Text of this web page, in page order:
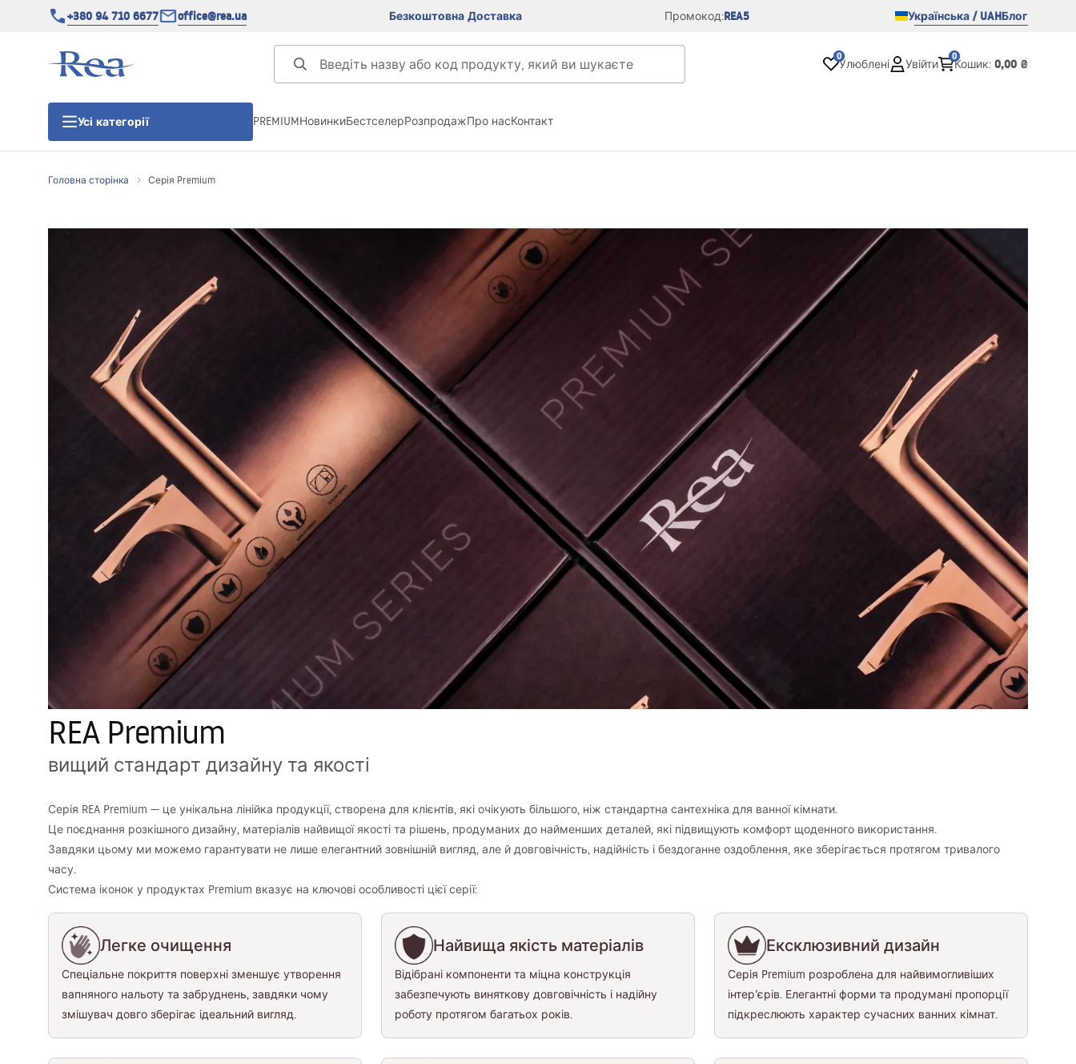
+380 94 710 6677 office@rea.ua Безкоштовна Доставка Промокод:REA5 Українська / UAHБлог
0
Улюблені Увійти
0
Кошик: 0,00 ₴
Усі категорії
Душові лінійні зливи
Унітаз і біде
Умивальники
Ванни та душові шторки
Змішувачі
Душові гарнітури
Аксесуари та меблі для
PREMIUMНовинкиБестселерРозпродажПро насКонтакт
Головна сторінка Серія Premium
REA Premium
вищий стандарт дизайну та якості
Серія REA Premium — це унікальна лінійка продукції, створена для клієнтів, які очікують більшого, ніж стандартна сантехніка для ванної кімнати.
Це поєднання розкішного дизайну, матеріалів найвищої якості та рішень, продуманих до найменших деталей, які підвищують комфорт щоденного використання.
Завдяки цьому ми можемо гарантувати не лише елегантний зовнішній вигляд, але й довговічність, надійність і бездоганне оздоблення, яке зберігається протягом тривалого
часу.
Система іконок у продуктах Premium вказує на ключові особливості цієї серії:
Легке очищення
Спеціальне покриття поверхні зменшує утворення
вапняного нальоту та забруднень, завдяки чому
змішувач довго зберігає ідеальний вигляд.
Найвища якість матеріалів
Відібрані компоненти та міцна конструкція
забезпечують виняткову довговічність і надійну
роботу протягом багатьох років.
Ексклюзивний дизайн
Серія Premium розроблена для найвимогливіших
інтер’єрів. Елегантні форми та продумані пропорції
підкреслюють характер сучасних ванних кімнат.